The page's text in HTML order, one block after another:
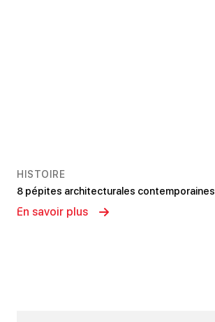
HISTOIRE
8 pépites architecturales contemporaines
En savoir plus